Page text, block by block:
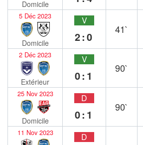
Domicile
5 Déc 2023
Domicile
V
2:0
41`
2 Déc 2023
Extérieur
V
0:1
90`
25 Nov 2023
Domicile
D
0:1
90`
11 Nov 2023 D